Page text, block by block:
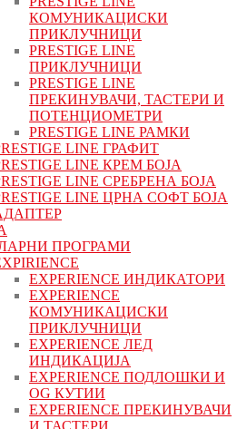
КОМУНИКАЦИСКИ
ПРИКЛУЧНИЦИ
PRESTIGE LINE
ПРИКЛУЧНИЦИ
PRESTIGE LINE
ПРЕКИНУВАЧИ, ТАСТЕРИ И
ПОТЕНЦИОМЕТРИ
PRESTIGE LINE РАМКИ
LINE ГРАФИТ
LINE КРЕМ БОЈА
LINE СРЕБРЕНА БОЈА
LINE ЦРНА СОФТ БОЈА
ПРОГРАМИ
EXPERIENCE ИНДИКАТОРИ
EXPERIENCE
КОМУНИКАЦИСКИ
ПРИКЛУЧНИЦИ
EXPERIENCE ЛЕД
ИНДИКАЦИЈА
EXPERIENCE ПОДЛОШКИ И
OG КУТИИ
EXPERIENCE ПРЕКИНУВАЧИ
И ТАСТЕРИ